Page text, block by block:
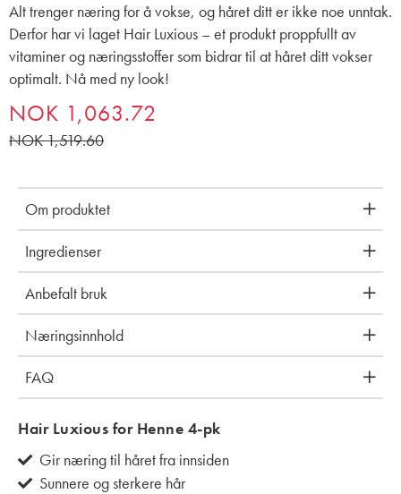
Alt trenger næring for å vokse, og håret ditt er ikke noe unntak.
Derfor har vi laget Hair Luxious – et produkt proppfullt av
vitaminer og næringsstoffer som bidrar til at håret ditt vokser
optimalt. Nå med ny look!
NOK 1,063.72
NOK 1,519.60
Om produktet
Ingredienser
Anbefalt bruk
Næringsinnhold
FAQ
Hair Luxious for Henne 4-pk
Gir næring til håret fra innsiden
Sunnere og sterkere hår